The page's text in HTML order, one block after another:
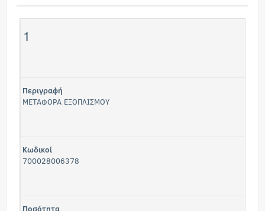
1
Περιγραφή
ΜΕΤΑΦΟΡΑ ΕΞΟΠΛΙΣΜΟΥ
Κωδικοί
700028006378
Ποσότητα